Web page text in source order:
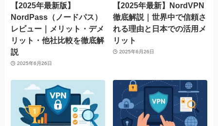
【2025年最新版】
NordPass（ノードパス）
レビュー｜メリット・デメ
リット・他社比較を徹底解
説
2025年6月26日
【2025年最新】NordVPN
徹底解説｜世界中で信頼さ
れる理由と日本での活用メ
リット
2025年6月26日